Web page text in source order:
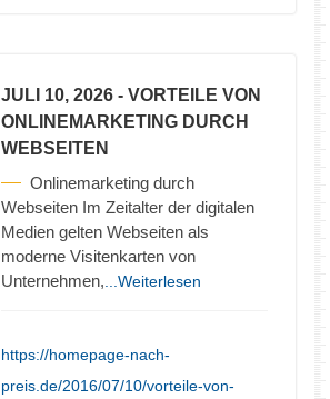
JULI 10, 2026 - VORTEILE VON
ONLINEMARKETING DURCH
WEBSEITEN
Onlinemarketing durch
Webseiten Im Zeitalter der digitalen
Medien gelten Webseiten als
moderne Visitenkarten von
Unternehmen, ...Weiterlesen
https://homepage-nach-
preis.de/2016/07/10/vorteile-von-